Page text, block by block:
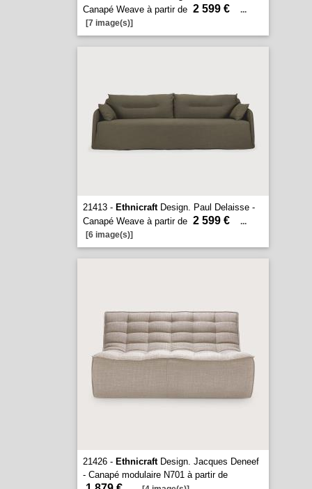
Canapé Weave à partir de 2 599 €
...
[7 image(s)]
21413 - EthnicraftDesign. Paul Delaisse -
Canapé Weave à partir de 2 599 €
...
[6 image(s)]
21426 - EthnicraftDesign. Jacques Deneef
- Canapé modulaire N701 à partir de